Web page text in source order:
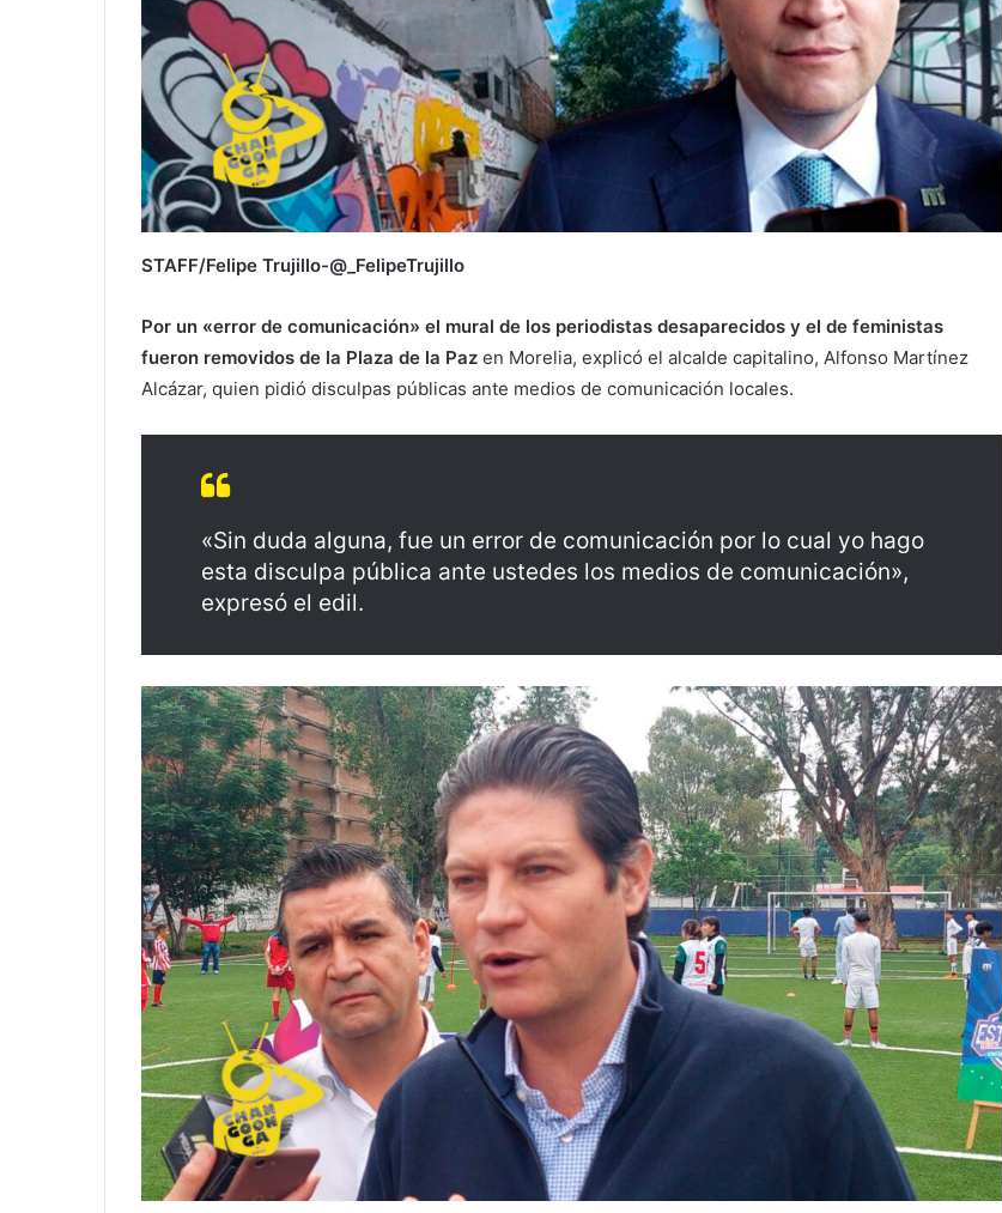
STAFF/Felipe Trujillo-@_FelipeTrujillo
Por un «error de comunicación» el mural de los periodistas desaparecidos y el de feministas
fueron removidos de la Plaza de la Paz en Morelia, explicó el alcalde capitalino, Alfonso Martínez
Alcázar, quien pidió disculpas públicas ante medios de comunicación locales.
«Sin duda alguna, fue un error de comunicación por lo cual yo hago
esta disculpa pública ante ustedes los medios de comunicación»,
expresó el edil.